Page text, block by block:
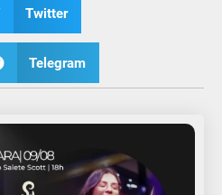
Twitter
Telegram